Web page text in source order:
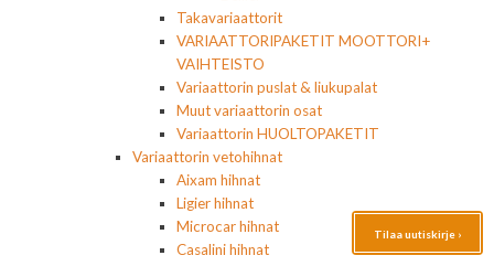
Takavariaattorit
VARIAATTORIPAKETIT MOOTTORI+
VAIHTEISTO
Variaattorin puslat & liukupalat
Muut variaattorin osat
Variaattorin HUOLTOPAKETIT
Variaattorin vetohihnat
Aixam hihnat
Ligier hihnat
Microcar hihnat
Casalini hihnat
Tilaa uutiskirje ›